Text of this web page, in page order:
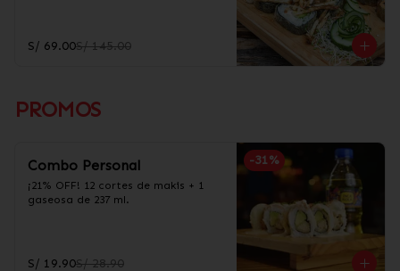
S/ 69.00S/ 145.00
PROMOS
-31%
Combo Personal
¡21% OFF! 12 cortes de makis + 1
gaseosa de 237 ml.
S/ 19.90S/ 28.90